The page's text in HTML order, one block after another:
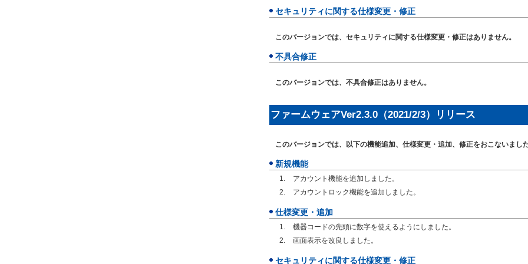
セキュリティに関する仕様変更・修正
このバージョンでは、セキュリティに関する仕様変更・修正はありません。
不具合修正
このバージョンでは、不具合修正はありません。
ファームウェアVer2.3.0（2021/2/3）リリース
このバージョンでは、以下の機能追加、仕様変更・追加、修正をおこないまし
新規機能
アカウント機能を追加しました。
アカウントロック機能を追加しました。
仕様変更・追加
機器コードの先頭に数字を使えるようにしました。
画面表示を改良しました。
セキュリティに関する仕様変更・修正